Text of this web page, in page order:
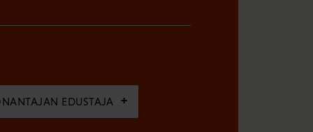
EDUSTAJA